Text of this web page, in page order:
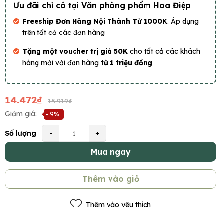
Ưu đãi chỉ có tại Văn phòng phẩm Hoa Điệp
Freeship Đơn Hàng Nội Thành Từ 1000K. Áp dụng
trên tất cả các đơn hàng
Tặng một voucher trị giá 50K cho tất cả các khách
hàng mới với đơn hàng từ 1 triệu đồng
14.472₫
15.919₫
Giảm giá:
- 9%
Số lượng: - +
Mua ngay
Thêm vào giỏ
Thêm vào yêu thích